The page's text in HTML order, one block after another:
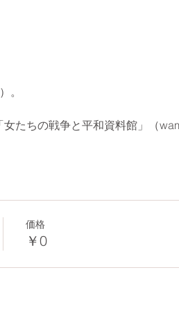
。
たちの戦争と平和資料館」（
価格
￥0